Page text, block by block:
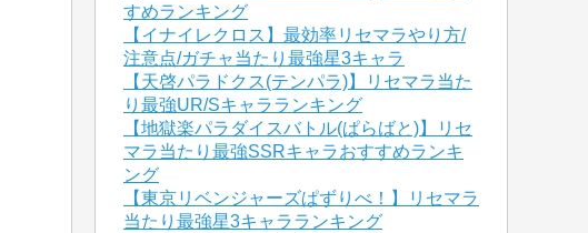
すめランキング
【イナイレクロス】最効率リセマラやり方/
注意点/ガチャ当たり最強星3キャラ
【天啓パラドクス(テンパラ)】リセマラ当た
り最強UR/Sキャラランキング
【地獄楽パラダイスバトル(ぱらばと)】リセ
マラ当たり最強SSRキャラおすすめランキ
ング
【東京リベンジャーズぱずりべ！】リセマラ
当たり最強星3キャラランキング